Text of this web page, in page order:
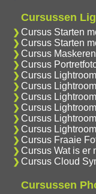
Cursussen
Cursus Starten
Cursus Starten
Cursus
Cursus
Cursus
Cursus
Cursus
Cursus
Cursus
Cursus
Cursus Fraaie
Cursus Wat is er
Cursus Cloud
Cursussen